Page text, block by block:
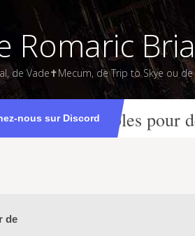
Romaric
de Vade✝Mecum, de Trip to Skye ou
nous sur Discord
libres et fiables pour
de